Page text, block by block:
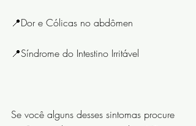
📍Dor e Cólicas no abdômen
📍Síndrome do Intestino Irritável
Se você alguns desses sintomas procure